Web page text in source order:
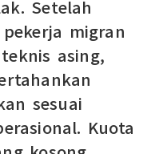
Setelah
migran
asing,
sesuai
Kuota